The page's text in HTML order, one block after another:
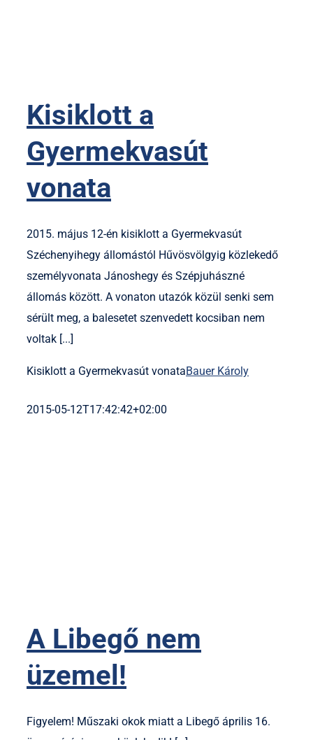
Kisiklott a
Gyermekvasút
vonata
2015. május 12-én kisiklott a Gyermekvasút
Széchenyihegy állomástól Hűvösvölgyig közlekedő
személyvonata Jánoshegy és Szépjuhászné
állomás között. A vonaton utazók közül senki sem
sérült meg, a balesetet szenvedett kocsiban nem
voltak [...]
Kisiklott a Gyermekvasút vonataBauer Károly
2015-05-12T17:42:42+02:00
A Libegő nem
üzemel!
Figyelem! Műszaki okok miatt a Libegő április 16.